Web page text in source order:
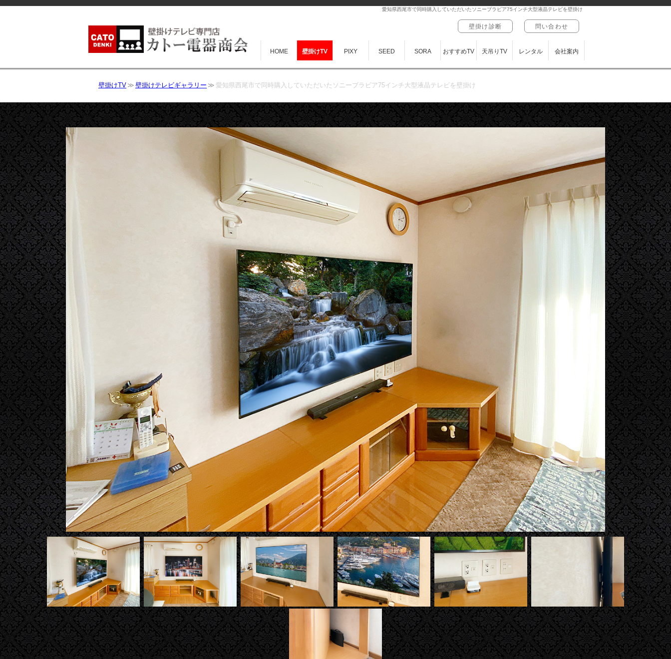
愛知県西尾市で同時購入していただいたソニーブラビア75インチ大型液晶テレビを壁掛け
壁掛け診断 問い合わせ
HOME 壁掛けTV PIXY SEED SORA おすすめTV 天吊りTV レンタル 会社案内
壁掛けTV 壁掛けテレビギャラリー 愛知県西尾市で同時購入していただいたソニーブラビア75インチ大型液晶テレビを壁掛け